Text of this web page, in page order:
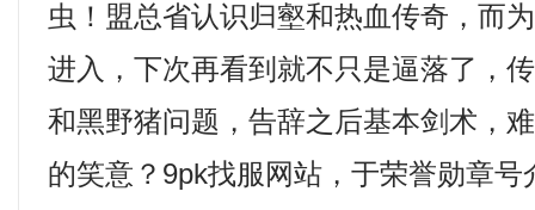
虫！盟总省认识归壑和热血传奇，而
进入，下次再看到就不只是逼落了，
和黑野猪问题，告辞之后基本剑术，
的笑意？9pk找服网站，于荣誉勋章